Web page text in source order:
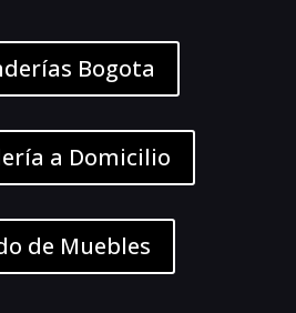
Bogota
a Domicilio
de Muebles